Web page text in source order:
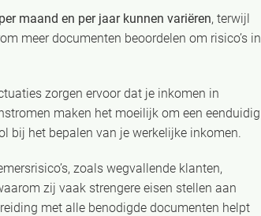
maand en per jaar kunnen variëren, terwijl
meer documenten beoordelen om risico’s in
zorgen ervoor dat je inkomen in
maken het moeilijk om een eenduidig
bij het bepalen van je werkelijke inkomen.
zoals wegvallende klanten,
zij vaak strengere eisen stellen aan
met alle benodigde documenten helpt